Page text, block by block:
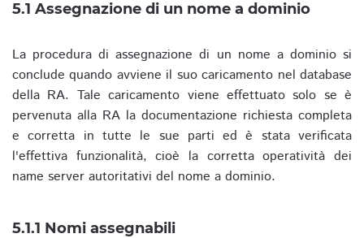
5.1 Assegnazione di un nome a dominio
La procedura di assegnazione di un nome a dominio si
conclude quando avviene il suo caricamento nel database
della RA. Tale caricamento viene effettuato solo se è
pervenuta alla RA la documentazione richiesta completa
e corretta in tutte le sue parti ed è stata verificata
l'effettiva funzionalità, cioè la corretta operatività dei
name server autoritativi del nome a dominio.
5.1.1 Nomi assegnabili